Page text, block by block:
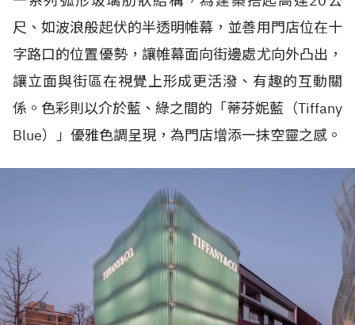
尺、如波浪般起伏的半透明帷幕，並善用門店位在十
字路口的位置優勢，讓帷幕面向街邊處尤向外凸出，
讓立面與街區在視覺上形成更活潑、有趣的互動關
係。色彩則以介於藍、綠之間的「蒂芬妮藍（Tiffany
Blue）」優雅色調呈現，為門店增添一抹空靈之感。